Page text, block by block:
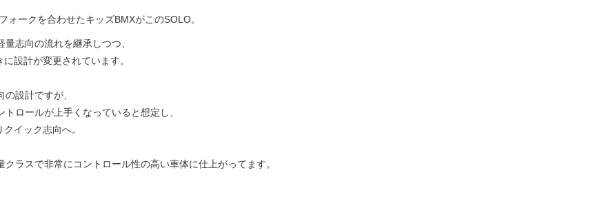
ークを合わせたキッズBMXがこのSOLO。
志向の流れを継承しつつ、
設計が変更されています。
設計ですが、
ロールが上手くなっていると想定し、
イック志向へ。
ラスで非常にコントロール性の高い車体に仕上がってます。